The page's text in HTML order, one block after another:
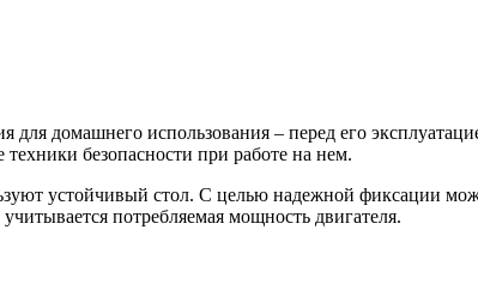
для домашнего использования – перед его
безопасности при работе на нем.
устойчивый стол. С целью надежной фиксации
потребляемая мощность двигателя.